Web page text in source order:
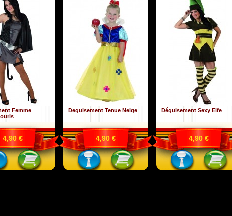
Femme
4,90 €
Deguisement Tenue Neige
4,90 €
Déguisement Sexy Elfe
4,90 €